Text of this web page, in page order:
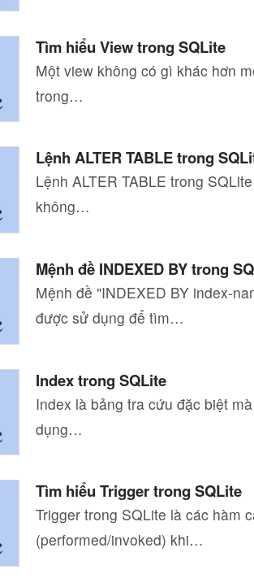
Tìm hiểu View trong SQLite
Một view không có gì khác hơn
trong…
Lệnh ALTER TABLE trong
Lệnh ALTER TABLE trong
không…
Mệnh đề INDEXED BY trong
Mệnh đề "INDEXED BY index-
được sử dụng để tìm…
Index trong SQLite
Index là bảng tra cứu đặc biệt
dụng…
Tìm hiểu Trigger trong SQLite
Trigger trong SQLite là các hàm
(performed/invoked) khi…